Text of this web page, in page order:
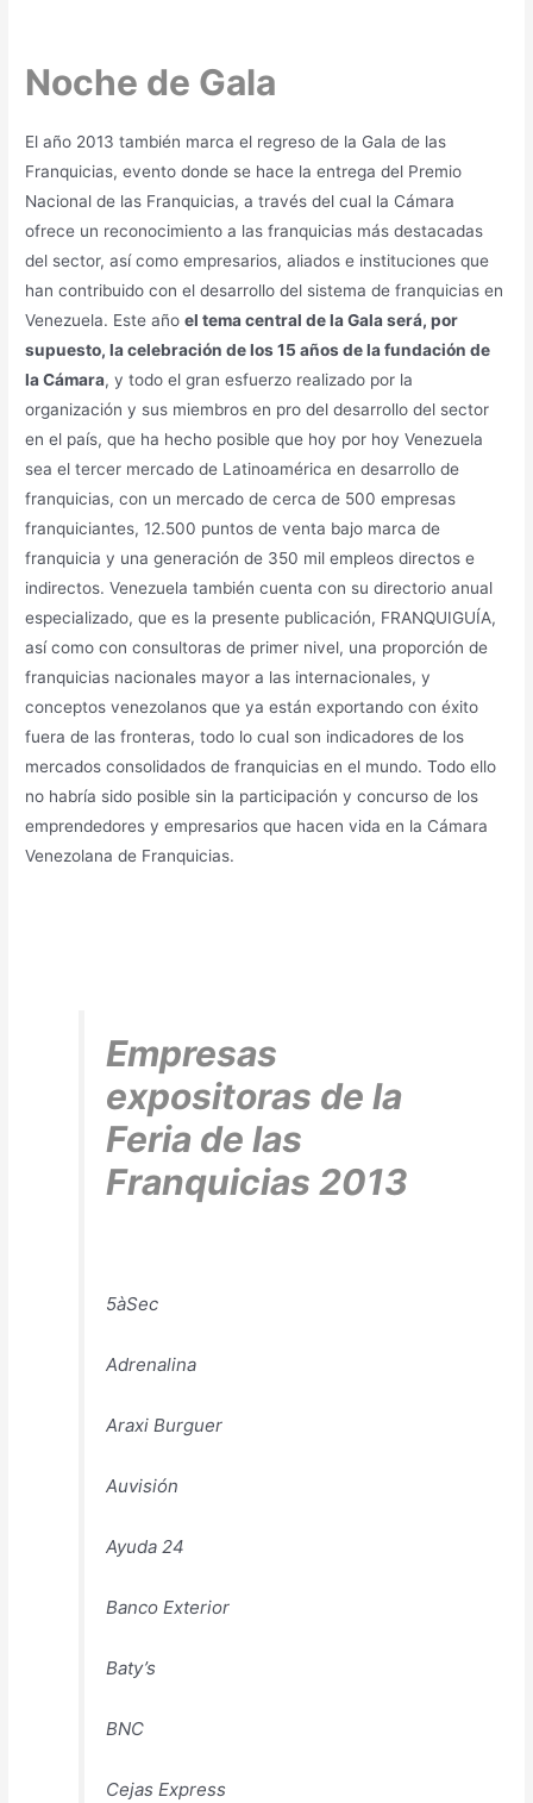
Noche de Gala
El año 2013 también marca el regreso de la Gala de las
Franquicias, evento donde se hace la entrega del Premio
Nacional de las Franquicias, a través del cual la Cámara
ofrece un reconocimiento a las franquicias más destacadas
del sector, así como empresarios, aliados e instituciones que
han contribuido con el desarrollo del sistema de franquicias en
Venezuela. Este añoel tema central de la Gala será, por
supuesto, la celebración de los 15 años de la fundación de
la Cámara, y todo el gran esfuerzo realizado por la
organización y sus miembros en pro del desarrollo del sector
en el país, que ha hecho posible que hoy por hoy Venezuela
sea el tercer mercado de Latinoamérica en desarrollo de
franquicias, con un mercado de cerca de 500 empresas
franquiciantes, 12.500 puntos de venta bajo marca de
franquicia y una generación de 350 mil empleos directos e
indirectos. Venezuela también cuenta con su directorio anual
especializado, que es la presente publicación, FRANQUIGUÍA,
así como con consultoras de primer nivel, una proporción de
franquicias nacionales mayor a las internacionales, y
conceptos venezolanos que ya están exportando con éxito
fuera de las fronteras, todo lo cual son indicadores de los
mercados consolidados de franquicias en el mundo. Todo ello
no habría sido posible sin la participación y concurso de los
emprendedores y empresarios que hacen vida en la Cámara
Venezolana de Franquicias.
Empresas
expositoras de la
Feria de las
Franquicias 2013
5àSec
Adrenalina
Araxi Burguer
Auvisión
Ayuda 24
Banco Exterior
Baty’s
BNC
Cejas Express